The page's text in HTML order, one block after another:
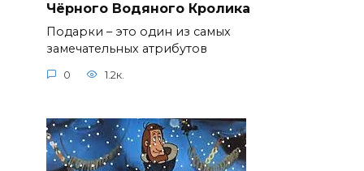
Чёрного Водяного Кролика
Подарки – это один из самых
замечательных атрибутов
0 1.2к.